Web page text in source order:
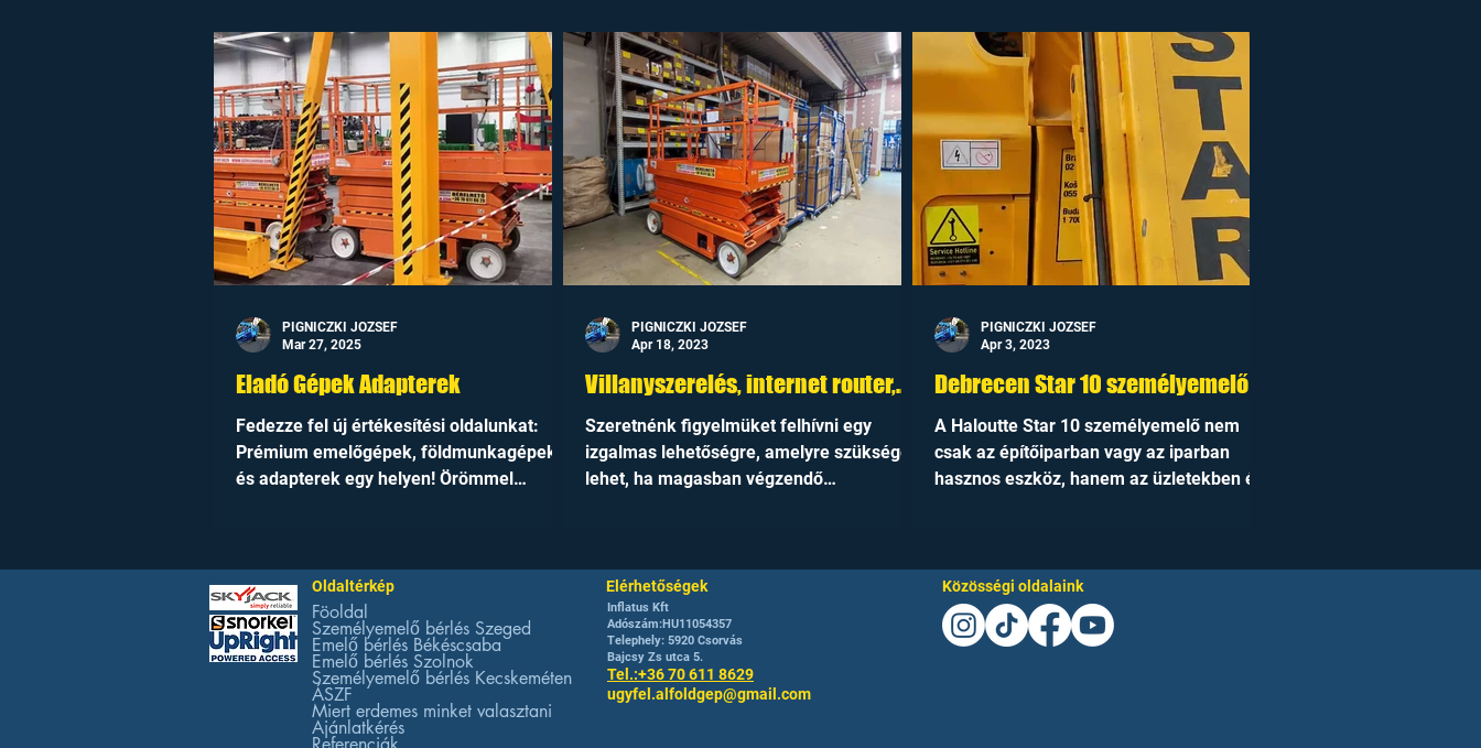
Eladó Gépek Adapterek
Fedezze fel új értékesítési oldalunkat:
Prémium emelőgépek, földmunkagépek
és adapterek egy helyen! Örömmel
PIGNICZKI JOZSEF
Mar 27, 2025
Villanyszerelés, internet router,
biztonsági kamera szerelés
személyemelővel Szegeden!
Szeretnénk figyelmüket felhívni egy
izgalmas lehetőségre, amelyre szüksége
lehet, ha magasban végzendő
PIGNICZKI JOZSEF
Apr 18, 2023
Debrecen Star 10 személyemelő
A Haloutte Star 10 személyemelő nem
csak az építőiparban vagy az iparban
hasznos eszköz, hanem az üzletekben és
PIGNICZKI JOZSEF
Apr 3, 2023
Oldaltérkép
Föoldal
Személyemelő bérlés Szeged
Emelő bérlés Békéscsaba
Emelő bérlés Szolnok
Személyemelő bérlés Kecskeméten
ÁSZF
Miert erdemes minket valasztani
Ajánlatkérés
Közösségi oldalaink
Elérhetőségek
Inflatus Kft
Adószám:HU11054357
Telephely: 5920 Csorvás
Bajcsy Zs utca 5.
Tel.:+36 70 611 8629
ugyfel.alfoldgep@gmail.com